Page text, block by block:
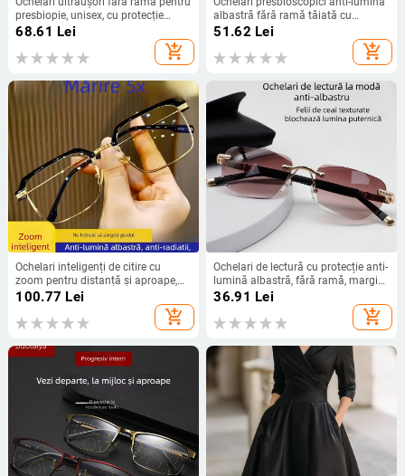
presbiopie, unisex, cu protecție
împotriva luminii albastre și lentile
68.61 Lei
add_shopping_cart
albastră fără ramă tăiată cu
margine pentru femei, ochelari de
vârstnici HD la modă, ochelari
51.62 Lei
add_shopping_cart
Ochelari inteligenți de citire cu
zoom pentru distanță și aproape,
reglare automată HD a dioptriilor,
ochelari funcționali profesioniști,
lentile din rășină, ramă din titan pur,
100.77 Lei
add_shopping_cart
Ochelari de lectură cu protecție anti-
lumină albastră, fără ramă, margini
diamantate cu tăiere fină, claritate
înaltă pentru persoane în vârstă,
primăvara 2025
36.91 Lei
add_shopping_cart